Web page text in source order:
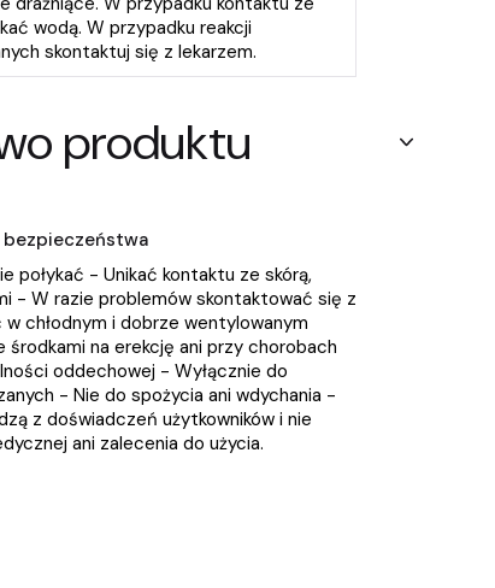
wodą. W przypadku reakcji
skontaktuj się z lekarzem.
produktu
połykać - Unikać kontaktu ze skórą,
- W razie problemów skontaktować się z
chłodnym i dobrze wentylowanym
na erekcję ani przy chorobach
oddechowej - Wyłącznie do
- Nie do spożycia ani wdychania -
z doświadczeń użytkowników i nie
ani zalecenia do użycia.